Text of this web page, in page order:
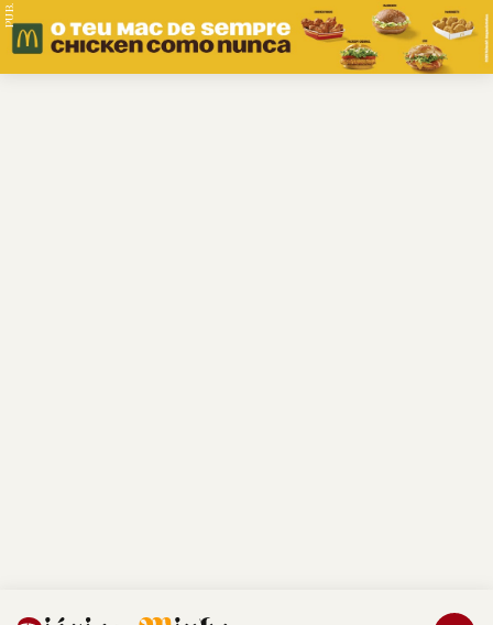
PUB.